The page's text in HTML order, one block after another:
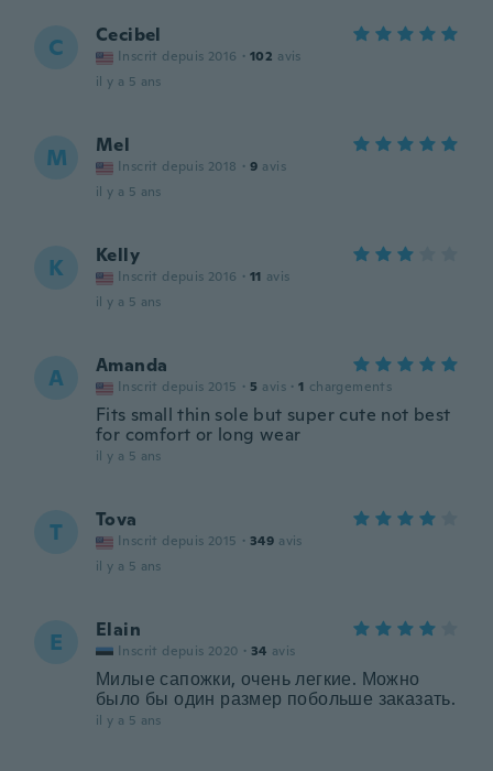
C Cecibel
Inscrit depuis 2016 · 102 avis
il y a 5 ans
M Mel
Inscrit depuis 2018 · 9 avis
il y a 5 ans
K Kelly
Inscrit depuis 2016 · 11 avis
il y a 5 ans
A Amanda
Inscrit depuis 2015 · 5 avis · 1 chargements
Fits small thin sole but super cute not best
for comfort or long wear
il y a 5 ans
T Tova
Inscrit depuis 2015 · 349 avis
il y a 5 ans
E Elain
Inscrit depuis 2020 · 34 avis
Милые сапожки, очень легкие. Можно
было бы один размер побольше заказать.
il y a 5 ans